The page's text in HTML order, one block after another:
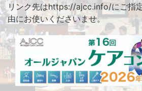
リンク先はhttps://ajcc.info/にご指
由にお使いくださいませ。